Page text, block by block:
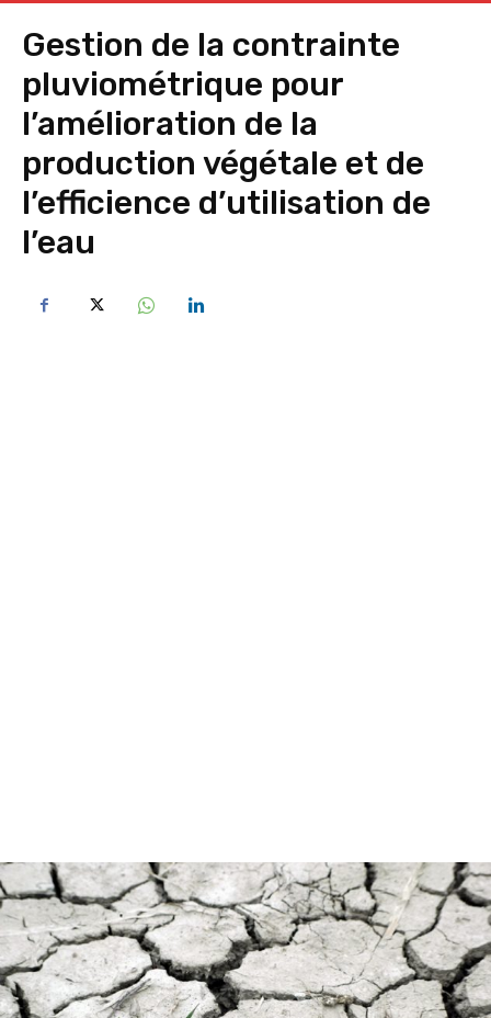
Gestion de la contrainte
pluviométrique pour
l’amélioration de la
production végétale et de
l’efficience d’utilisation de
l’eau